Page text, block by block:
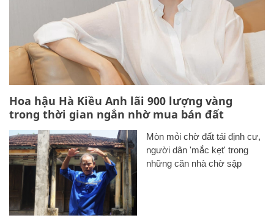
Hoa hậu Hà Kiều Anh lãi 900 lượng vàng
trong thời gian ngắn nhờ mua bán đất
Mòn mỏi chờ đất tái định cư,
người dân 'mắc kẹt' trong
những căn nhà chờ sập